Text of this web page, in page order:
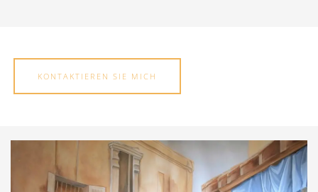
KONTAKTIEREN SIE MICH